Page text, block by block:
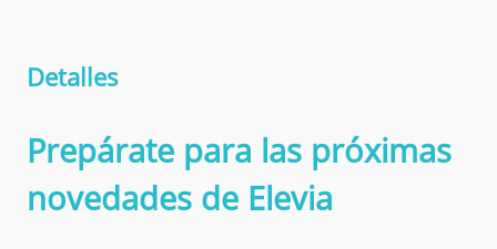
Detalles
Prepárate para las próximas
novedades de Elevia